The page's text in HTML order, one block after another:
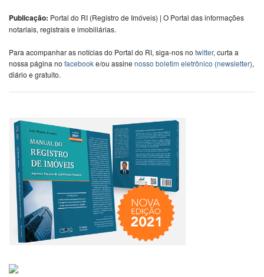
Publicação: Portal do RI (Registro de Imóveis) | O Portal das informações
notariais, registrais e imobiliárias.
Para acompanhar as notícias do Portal do RI, siga-nos no twitter, curta a
nossa página no facebooke/ou assine nosso boletim eletrônico (newsletter),
diário e gratuito.